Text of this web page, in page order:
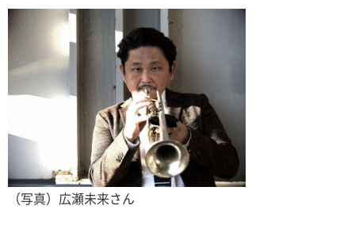
（写真）広瀬未来さん